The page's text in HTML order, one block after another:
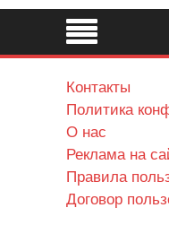
Контакты
Политика
О нас
Реклама на
Правила
Договор